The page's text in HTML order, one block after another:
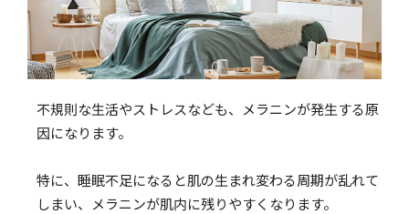
不規則な生活やストレスなども、メラニンが発生する原
因になります。
特に、睡眠不足になると肌の生まれ変わる周期が乱れて
しまい、メラニンが肌内に残りやすくなります。